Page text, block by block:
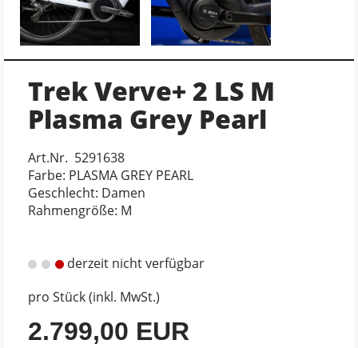
Trek Verve+ 2 LS M
Plasma Grey Pearl
Art.Nr. 5291638
Farbe: PLASMA GREY PEARL
Geschlecht: Damen
Rahmengröße: M
derzeit nicht verfügbar
pro Stück (inkl. MwSt.)
2.799,00 EUR